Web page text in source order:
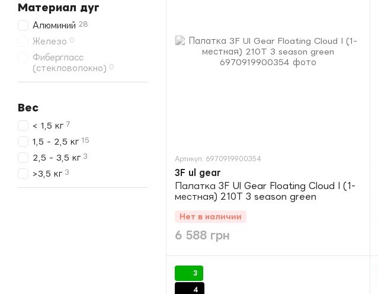
Артикул: 6970919900354
3F ul gear
Палатка 3F Ul Gear Floating Cloud I (1-
местная) 210T 3 season green
6 588 грн
Нет в наличии
3
4
Материал дуг
Алюминий 28
Железо 0
Фибергласс
(стекловолокно) 0
Вес
< 1,5 кг 7
1,5 - 2,5 кг 15
2,5 - 3,5 кг 3
>3,5 кг 3